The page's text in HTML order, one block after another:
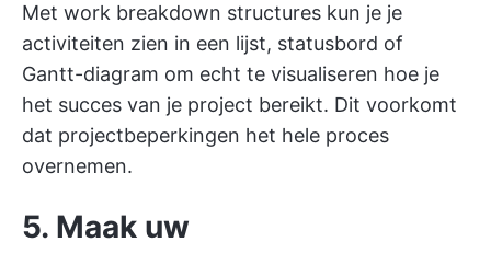
Met work breakdown structures kun je je
activiteiten zien in een lijst, statusbord of
Gantt-diagram om echt te visualiseren hoe je
het succes van je project bereikt. Dit voorkomt
dat projectbeperkingen het hele proces
overnemen.
5. Maak uw